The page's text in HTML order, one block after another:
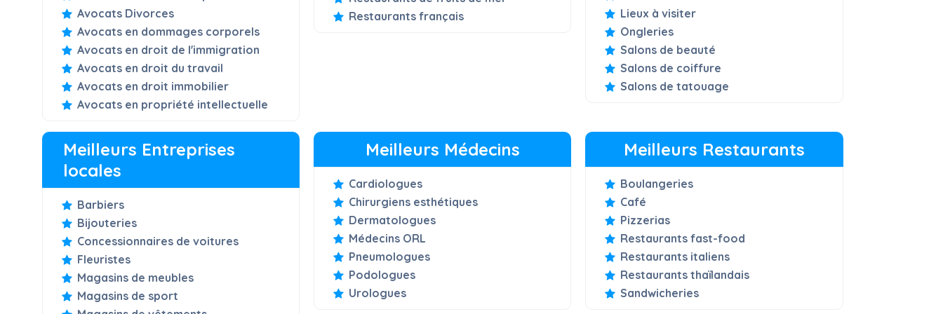
Avocats Divorces
Avocats en dommages corporels
Avocats en droit de l'immigration
Avocats en droit du travail
Avocats en droit immobilier
Avocats en propriété intellectuelle
Restaurants français
Lieux à visiter
Ongleries
Salons de beauté
Salons de coiffure
Salons de tatouage
Meilleurs Entreprises
locales
Barbiers
Bijouteries
Concessionnaires de voitures
Fleuristes
Magasins de meubles
Magasins de sport
Meilleurs Médecins
Cardiologues
Chirurgiens esthétiques
Dermatologues
Médecins ORL
Pneumologues
Podologues
Urologues
Meilleurs Restaurants
Boulangeries
Café
Pizzerias
Restaurants fast-food
Restaurants italiens
Restaurants thaïlandais
Sandwicheries